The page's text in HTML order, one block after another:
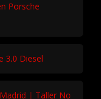
Porsche
3.0 Diesel
| Taller No